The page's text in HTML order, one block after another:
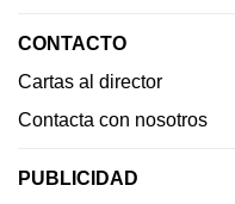
CONTACTO
Cartas al director
Contacta con nosotros
PUBLICIDAD